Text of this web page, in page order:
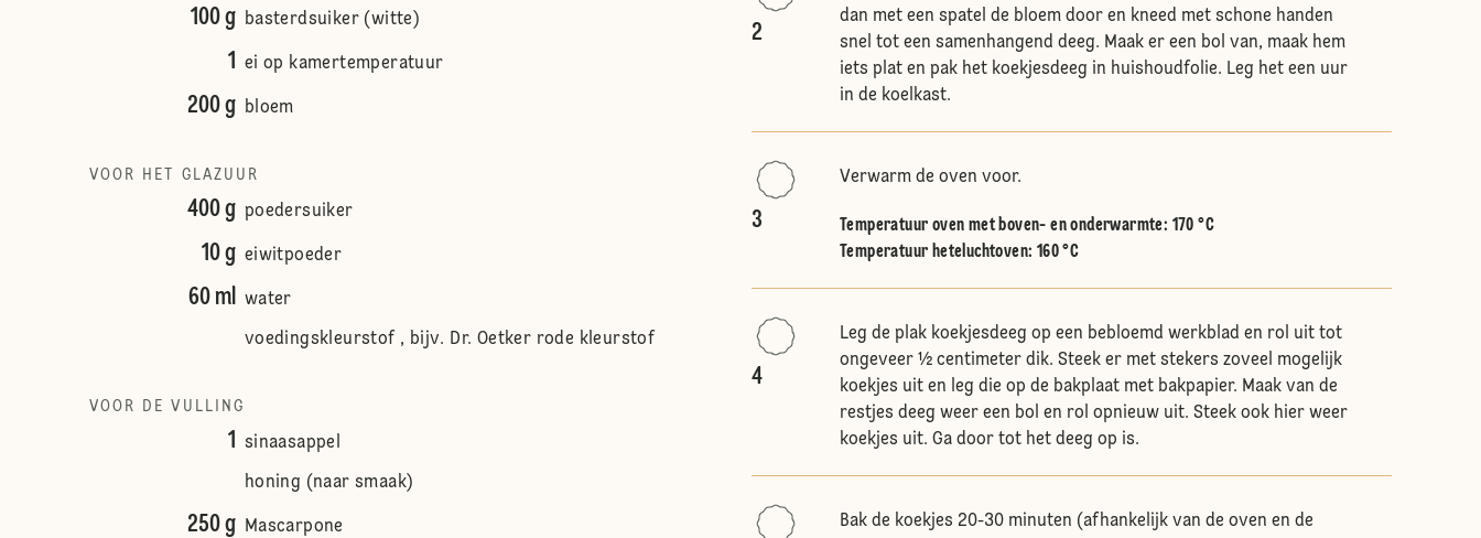
100 g basterdsuiker (witte)
1 ei op kamertemperatuur
200 g bloem
VOOR HET GLAZUUR
400 g poedersuiker
10 g eiwitpoeder
60 ml water
voedingskleurstof , bijv. Dr. Oetker rode kleurstof
VOOR DE VULLING
1 sinaasappel
honing (naar smaak)
250 g Mascarpone
2
dan met een spatel de bloem door en kneed met schone handen
snel tot een samenhangend deeg. Maak er een bol van, maak hem
iets plat en pak het koekjesdeeg in huishoudfolie. Leg het een uur
in de koelkast.
3
Verwarm de oven voor.
Temperatuur oven met boven- en onderwarmte: 170 °C
Temperatuur heteluchtoven: 160 °C
4
Leg de plak koekjesdeeg op een bebloemd werkblad en rol uit tot
ongeveer ½ centimeter dik. Steek er met stekers zoveel mogelijk
koekjes uit en leg die op de bakplaat met bakpapier. Maak van de
restjes deeg weer een bol en rol opnieuw uit. Steek ook hier weer
koekjes uit. Ga door tot het deeg op is.
Bak de koekjes 20-30 minuten (afhankelijk van de oven en de